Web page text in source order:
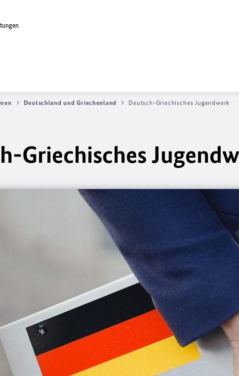
Deutschland und Griechenland Deutsch-Griechisches Jugendwerk
Griechisches